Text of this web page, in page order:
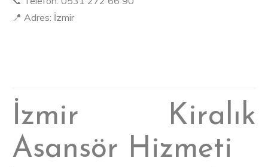
📍 Adres: İzmir
İzmir Kiralık
Asansör Hizmeti